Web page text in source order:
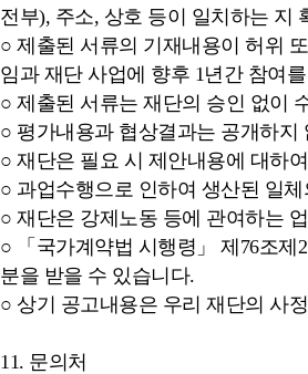
전부), 주소, 상호 등이 일치하는 지
○ 제출된 서류의 기재내용이 허위
임과 재단 사업에 향후 1년간 참여
○ 제출된 서류는 재단의 승인 없이
○ 평가내용과 협상결과는 공개하
○ 재단은 필요 시 제안내용에 대하
○ 과업수행으로 인하여 생산된 일
○ 재단은 강제노동 등에 관여하는
○ 「국가계약법 시행령」 제76조
분을 받을 수 있습니다.
○ 상기 공고내용은 우리 재단의 사
11. 문의처